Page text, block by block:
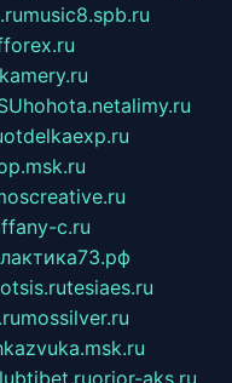
music8.spb.ru
hohota.netalimy.ru
otdelkaexp.ru
c.ru
tesiaes.ru
mossilver.ru
orior-aks.ru